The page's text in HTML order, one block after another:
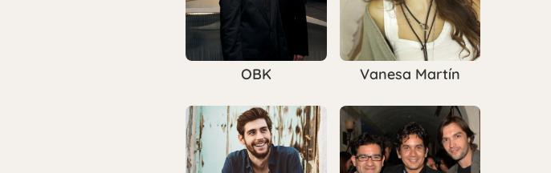
OBK Vanesa Martín